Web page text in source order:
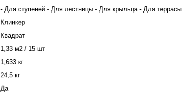
- Для ступеней - Для лестницы - Для крыльца - Для террасы
Клинкер
Квадрат
1,33 м2 / 15 шт
1,633 кг
24,5 кг
Да